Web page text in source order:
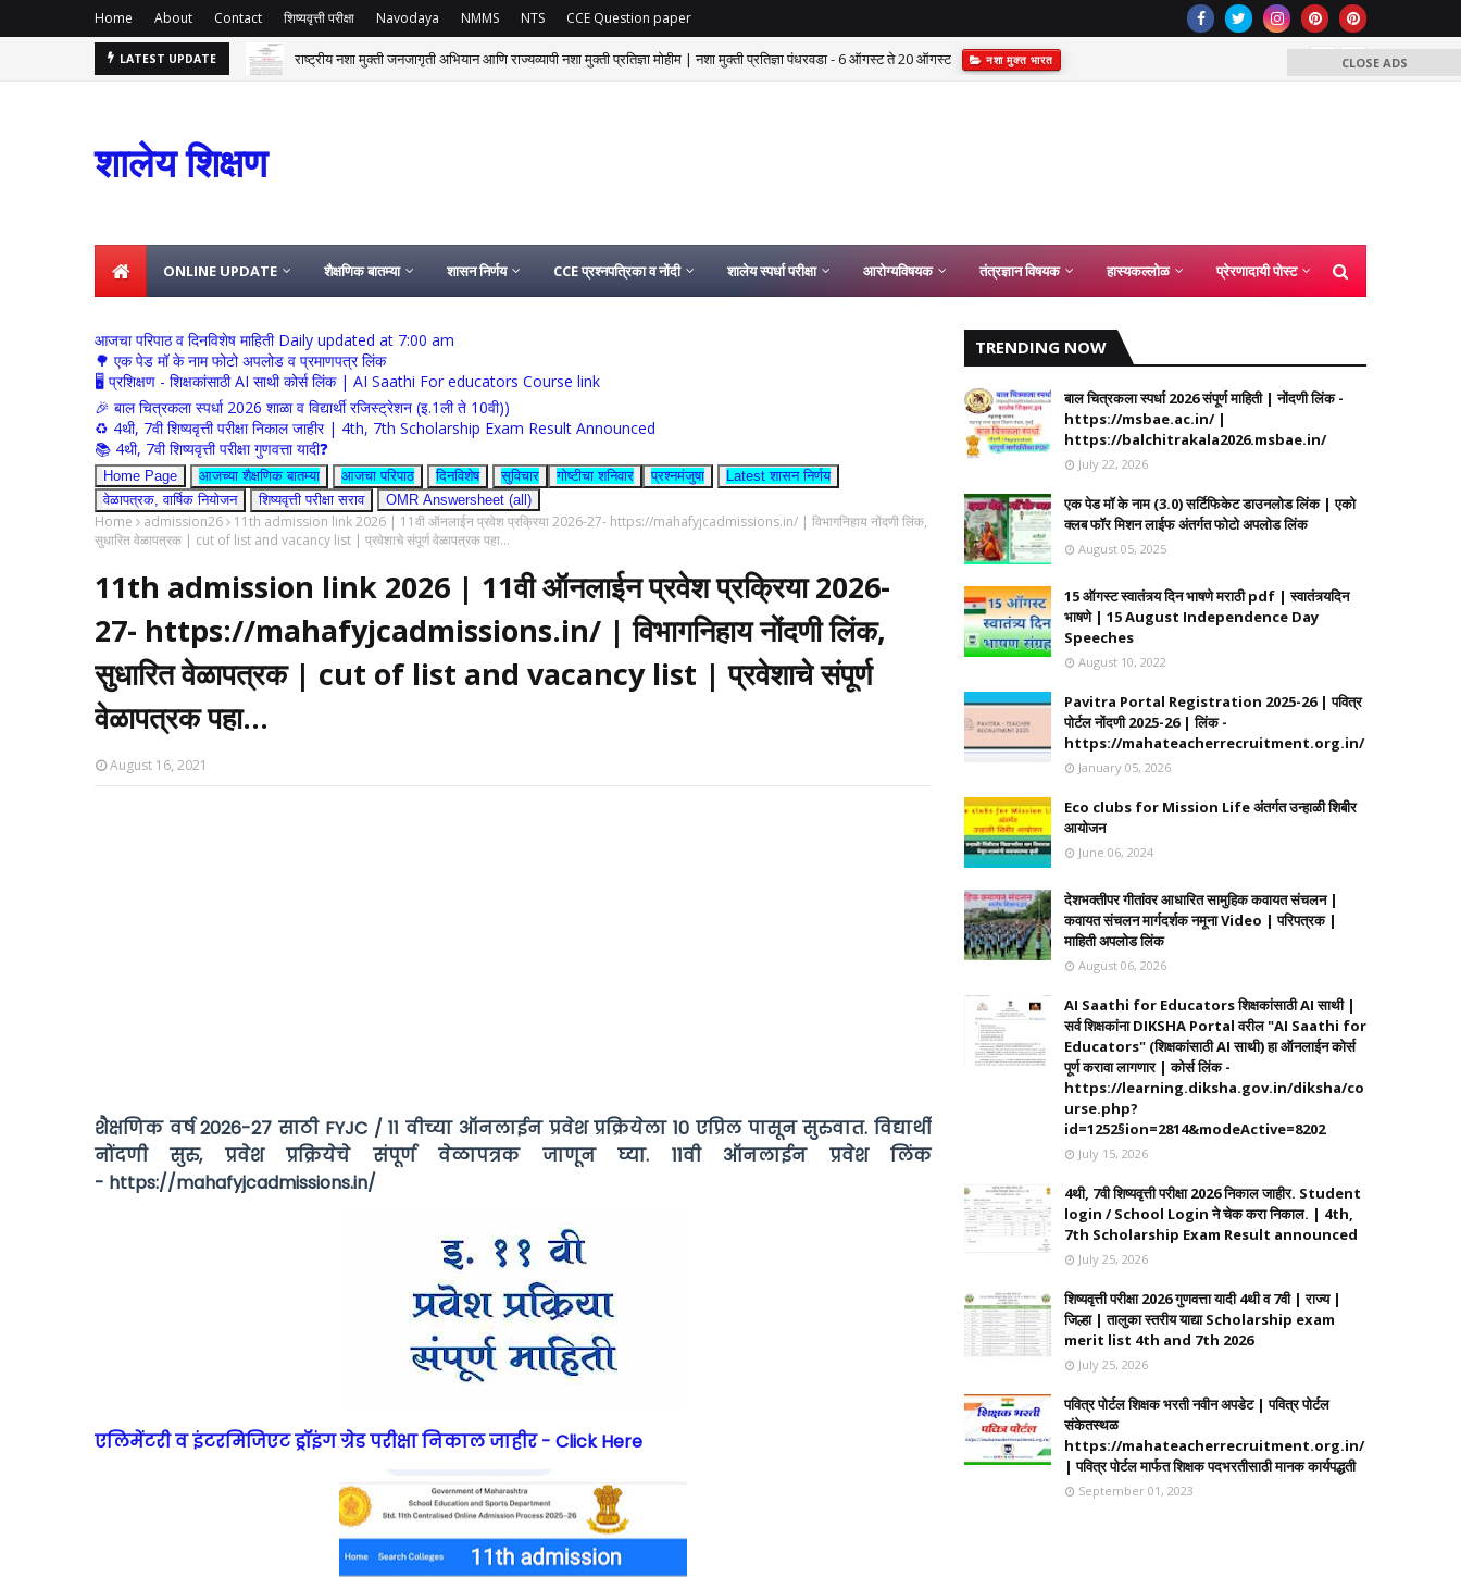
Home About Contact शिष्यवृत्ती परीक्षा Navodaya NMMS NTS CCE Question paper
LATEST UPDATE राष्ट्रीय नशा मुक्ती जनजागृती अभियान आणि राज्यव्यापी नशा मुक्ती प्रतिज्ञा मोहीम | नशा मुक्ती प्रतिज्ञा पंधरवडा - 6 ऑगस्ट ते 20 ऑगस्ट नशा मुक्त भारत
शालेय शिक्षण
ONLINE UPDATE शैक्षणिक बातम्या शासन निर्णय CCE प्रश्नपत्रिका व नोंदी शालेय स्पर्धा परीक्षा आरोग्यविषयक तंत्रज्ञान विषयक हास्यकल्लोळ प्रेरणादायी पोस्ट
आजचा परिपाठ व दिनविशेष माहिती Daily updated at 7:00 am
🌳 एक पेड मॉ के नाम फोटो अपलोड व प्रमाणपत्र लिंक
🖥 प्रशिक्षण - शिक्षकांसाठी AI साथी कोर्स लिंक | AI Saathi For educators Course link
🎉 बाल चित्रकला स्पर्धा 2026 शाळा व विद्यार्थी रजिस्ट्रेशन (इ.1ली ते 10वी))
♻️ 4थी, 7वी शिष्यवृत्ती परीक्षा निकाल जाहीर | 4th, 7th Scholarship Exam Result Announced
📚 4थी, 7वी शिष्यवृत्ती परीक्षा गुणवत्ता यादी❓
Home Page आजच्या शैक्षणिक बातम्या आजचा परिपाठ दिनविशेष सुविचार गोष्टीचा शनिवार प्रश्नमंजुषा
Latest शासन निर्णय
वेळापत्रक, वार्षिक नियोजन
शिष्यवृत्ती परीक्षा सराव OMR Answersheet (all)
Home admission26
11th admission link 2026 | 11वी ऑनलाईन प्रवेश प्रक्रिया 2026-27- https://mahafyjcadmissions.in/ | विभागनिहाय नोंदणी लिंक,
सुधारित वेळापत्रक | cut of list and vacancy list | प्रवेशाचे संपूर्ण वेळापत्रक पहा...
11th admission link 2026 | 11वी ऑनलाईन प्रवेश प्रक्रिया 2026-
27- https://mahafyjcadmissions.in/ | विभागनिहाय नोंदणी लिंक,
सुधारित वेळापत्रक | cut of list and vacancy list | प्रवेशाचे संपूर्ण
वेळापत्रक पहा...
August 16, 2021
शैक्षणिक वर्ष 2026-27 साठी FYJC / 11 वीच्या ऑनलाईन प्रवेश प्रक्रियेला 10 एप्रिल पासून सुरुवात. विद्यार्थी
नोंदणी सुरु, प्रवेश प्रक्रियेचे संपूर्ण वेळापत्रक जाणून घ्या. 11वी ऑनलाईन प्रवेश लिंक
- https://mahafyjcadmissions.in/
एलिमेंटरी व इंटरमिजिएट ड्रॉइंग ग्रेड परीक्षा निकाल जाहीर - Click Here
TRENDING NOW
बाल चित्रकला स्पर्धा 2026 संपूर्ण माहिती | नोंदणी लिंक -
https://msbae.ac.in/ |
https://balchitrakala2026.msbae.in/
July 22, 2026
एक पेड मॉ के नाम (3.0) सर्टिफिकेट डाउनलोड लिंक | एको
क्लब फॉर मिशन लाईफ अंतर्गत फोटो अपलोड लिंक
August 05, 2025
15 ऑगस्ट स्वातंत्र्य दिन भाषणे मराठी pdf | स्वातंत्र्यदिन
भाषणे | 15 August Independence Day
Speeches
August 10, 2022
Pavitra Portal Registration 2025-26 | पवित्र
पोर्टल नोंदणी 2025-26 | लिंक -
https://mahateacherrecruitment.org.in/
January 05, 2026
Eco clubs for Mission Life अंतर्गत उन्हाळी शिबीर
आयोजन
June 06, 2024
देशभक्तीपर गीतांवर आधारित सामुहिक कवायत संचलन |
कवायत संचलन मार्गदर्शक नमूना Video | परिपत्रक |
माहिती अपलोड लिंक
August 06, 2026
AI Saathi for Educators शिक्षकांसाठी AI साथी |
सर्व शिक्षकांना DIKSHA Portal वरील "AI Saathi for
Educators" (शिक्षकांसाठी AI साथी) हा ऑनलाईन कोर्स
पूर्ण करावा लागणार | कोर्स लिंक -
https://learning.diksha.gov.in/diksha/co
urse.php?
id=1252§ion=2814&modeActive=8202
July 15, 2026
4थी, 7वी शिष्यवृत्ती परीक्षा 2026 निकाल जाहीर. Student
login / School Login ने चेक करा निकाल. | 4th,
7th Scholarship Exam Result announced
July 25, 2026
शिष्यवृत्ती परीक्षा 2026 गुणवत्ता यादी 4थी व 7वी | राज्य |
जिल्हा | तालुका स्तरीय याद्या Scholarship exam
merit list 4th and 7th 2026
July 25, 2026
पवित्र पोर्टल शिक्षक भरती नवीन अपडेट | पवित्र पोर्टल
संकेतस्थळ
https://mahateacherrecruitment.org.in/
| पवित्र पोर्टल मार्फत शिक्षक पदभरतीसाठी मानक कार्यपद्धती
September 01, 2023
CLOSE ADS